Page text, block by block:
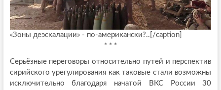
«Зоны деэскалации» - по-американски?..[/caption]
* * *
Серьёзные переговоры относительно путей и перспектив
сирийского урегулирования как таковые стали возможны
исключительно благодаря начатой ВКС России 30